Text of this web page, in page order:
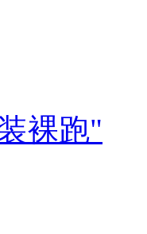
裸跑"